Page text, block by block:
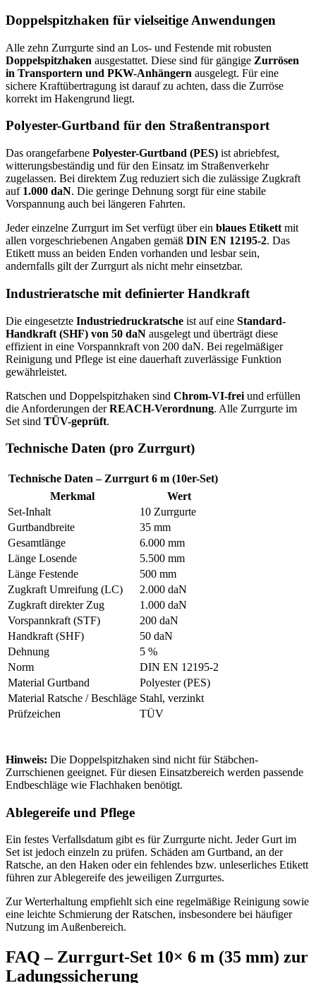
Doppelspitzhaken für vielseitige Anwendungen
Alle zehn Zurrgurte sind an Los- und Festende mit robusten
Doppelspitzhaken ausgestattet. Diese sind für gängige Zurrösen
in Transportern und PKW-Anhängern ausgelegt. Für eine
sichere Kraftübertragung ist darauf zu achten, dass die Zurröse
korrekt im Hakengrund liegt.
Polyester-Gurtband für den Straßentransport
Das orangefarbene Polyester-Gurtband (PES) ist abriebfest,
witterungsbeständig und für den Einsatz im Straßenverkehr
zugelassen. Bei direktem Zug reduziert sich die zulässige Zugkraft
auf 1.000 daN. Die geringe Dehnung sorgt für eine stabile
Vorspannung auch bei längeren Fahrten.
Jeder einzelne Zurrgurt im Set verfügt über ein blaues Etikett mit
allen vorgeschriebenen Angaben gemäß DIN EN 12195-2. Das
Etikett muss an beiden Enden vorhanden und lesbar sein,
andernfalls gilt der Zurrgurt als nicht mehr einsetzbar.
Industrieratsche mit definierter Handkraft
Die eingesetzte Industriedruckratsche ist auf eine Standard-
Handkraft (SHF) von 50 daN ausgelegt und überträgt diese
effizient in eine Vorspannkraft von 200 daN. Bei regelmäßiger
Reinigung und Pflege ist eine dauerhaft zuverlässige Funktion
gewährleistet.
Ratschen und Doppelspitzhaken sind Chrom-VI-frei und erfüllen
die Anforderungen derREACH-Verordnung. Alle Zurrgurte im
Set sind TÜV-geprüft.
Technische Daten (pro Zurrgurt)
Technische Daten – Zurrgurt 6 m (10er-Set)
Merkmal
Wert
Set-Inhalt
10 Zurrgurte
Gurtbandbreite
35 mm
Gesamtlänge
6.000 mm
Länge Losende
5.500 mm
Länge Festende
500 mm
Zugkraft Umreifung (LC)
2.000 daN
Zugkraft direkter Zug
1.000 daN
Vorspannkraft (STF)
200 daN
Handkraft (SHF)
50 daN
Dehnung
5 %
Norm
DIN EN 12195-2
Material Gurtband
Polyester (PES)
Material Ratsche / Beschläge Stahl, verzinkt
Prüfzeichen
TÜV
Hinweis: Die Doppelspitzhaken sind nicht für Stäbchen-
Zurrschienen geeignet. Für diesen Einsatzbereich werden passende
Endbeschläge wie Flachhaken benötigt.
Ablegereife und Pflege
Ein festes Verfallsdatum gibt es für Zurrgurte nicht. Jeder Gurt im
Set ist jedoch einzeln zu prüfen. Schäden am Gurtband, an der
Ratsche, an den Haken oder ein fehlendes bzw. unleserliches Etikett
führen zur Ablegereife des jeweiligen Zurrgurtes.
Zur Werterhaltung empfiehlt sich eine regelmäßige Reinigung sowie
eine leichte Schmierung der Ratschen, insbesondere bei häufiger
Nutzung im Außenbereich.
FAQ – Zurrgurt-Set 10× 6 m (35 mm) zur
Ladungssicherung